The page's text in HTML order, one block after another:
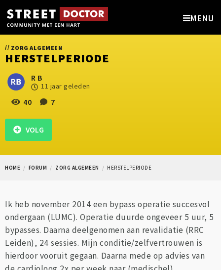
MENU
// ZORG ALGEMEEN
HERSTELPERIODE
R B
11 jaar geleden
40 7
VOLG
HOME FORUM ZORG ALGEMEEN HERSTELPERIODE
Ik heb november 2014 een bypass operatie succesvol
ondergaan (LUMC). Operatie duurde ongeveer 5 uur, 5
bypasses. Daarna deelgenomen aan revalidatie (RRC
Leiden), 24 sessies. Mijn conditie/zelfvertrouwen is
hierdoor vooruit gegaan. Daarna mede op advies van